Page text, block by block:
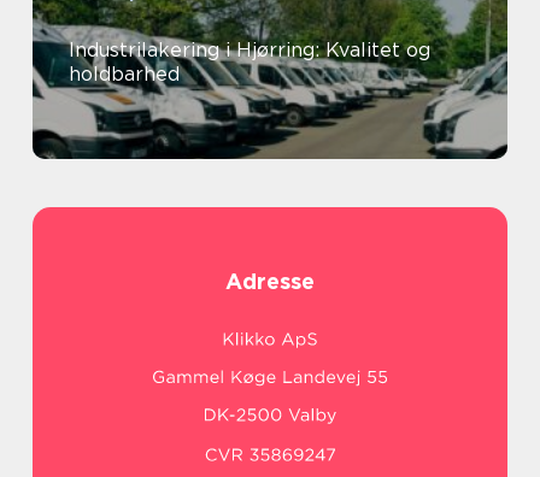
Industrilakering i Hjørring: Kvalitet og
holdbarhed
Adresse